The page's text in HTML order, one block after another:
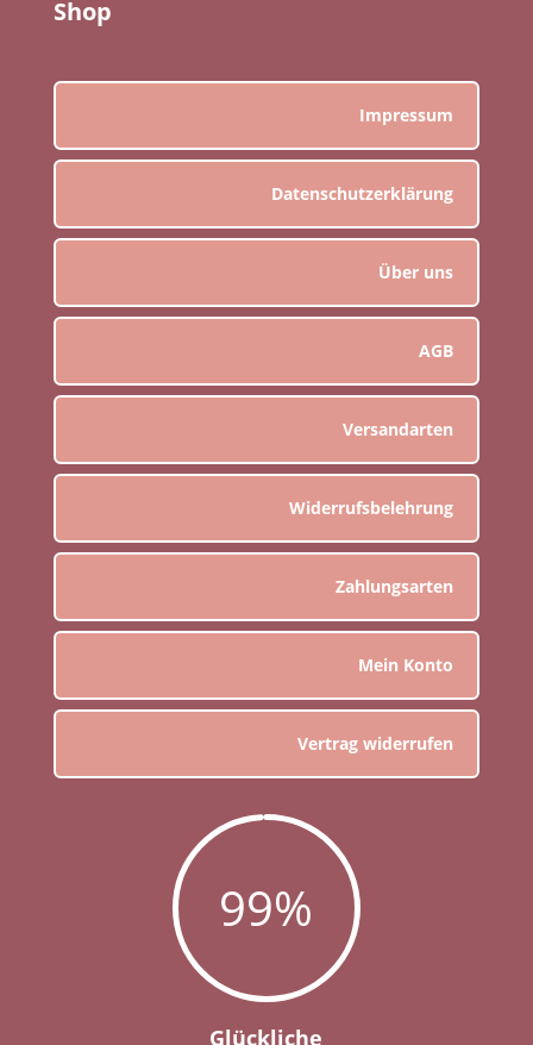
Shop
Impressum
Datenschutzerklärung
Über uns
AGB
Versandarten
Widerrufsbelehrung
Zahlungsarten
Mein Konto
Vertrag widerrufen
99%
Glückliche